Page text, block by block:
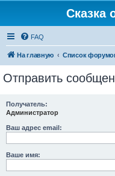
Сказка
FAQ
На главную Список
Отправить
Получатель:
Администратор
Ваш адрес email:
Ваше имя: